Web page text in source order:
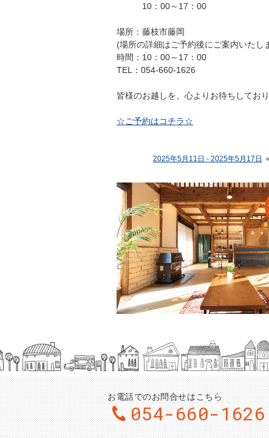
10：00～17：00
場所：藤枝市藤岡
(場所の詳細はご予約後にご案内いたし
時間：10：00～17：00
TEL：054-660-1626
皆様のお越しを、心よりお待ちしており
☆ご予約はコチラ☆
2025年5月11日 - 2025年5月17日 «
お電話でのお問合せはこちら
054-660-1626